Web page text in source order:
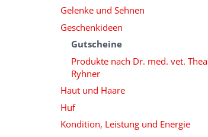
Gelenke und Sehnen
Geschenkideen
Gutscheine
Produkte nach Dr. med. vet. Thea
Ryhner
Haut und Haare
Huf
Kondition, Leistung und Energie